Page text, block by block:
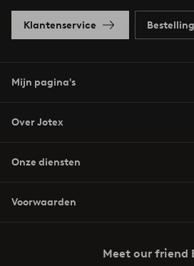
Klantenservice Bestelling
Mijn pagina's
Over Jotex
Onze diensten
Voorwaarden
Meet our friend